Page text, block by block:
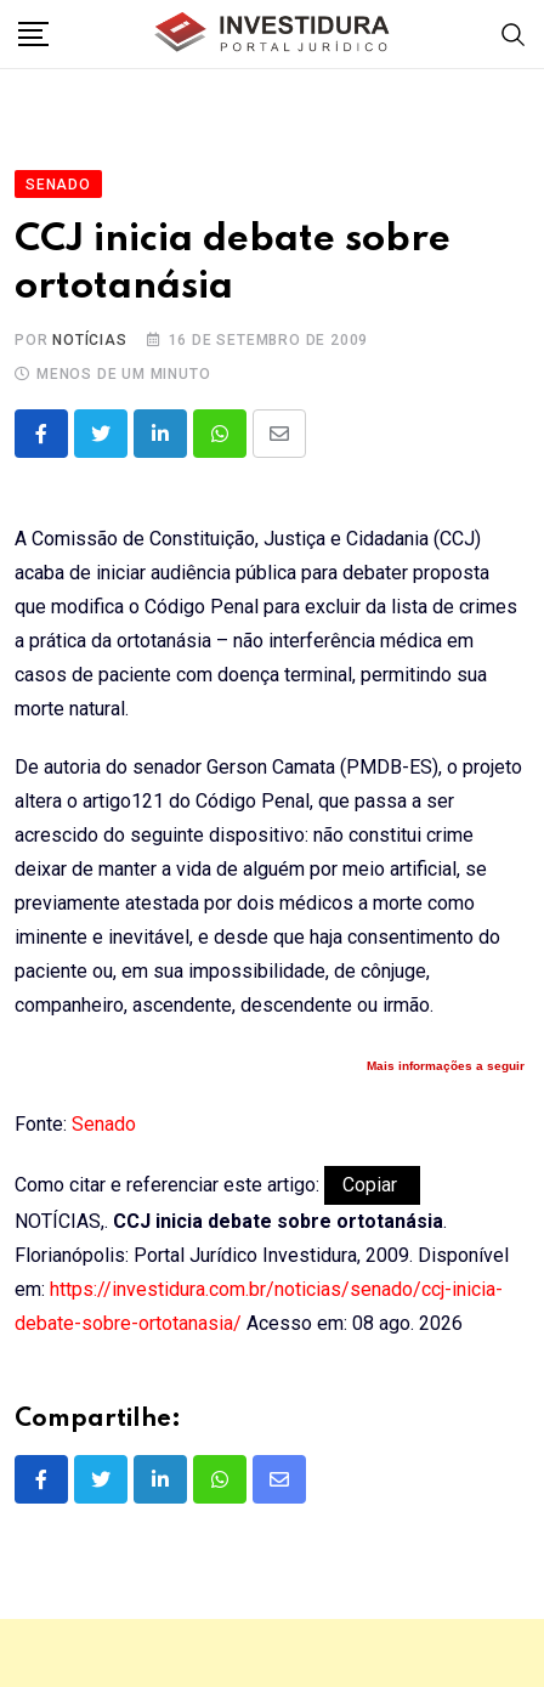
SENADO
CCJ inicia debate sobre
ortotanásia
POR NOTÍCIAS
16 DE SETEMBRO DE 2009
MENOS DE UM MINUTO
LinkedInWhatsappShare
A Comissão de Constituição, Justiça e Cidadania (CCJ)
acaba de iniciar audiência pública para debater proposta
que modifica o Código Penal para excluir da lista de crimes
a prática da ortotanásia – não interferência médica em
casos de paciente com doença terminal, permitindo sua
morte natural.
De autoria do senador Gerson Camata (PMDB-ES), o projeto
altera o artigo121 do Código Penal, que passa a ser
acrescido do seguinte dispositivo: não constitui crime
deixar de manter a vida de alguém por meio artificial, se
previamente atestada por dois médicos a morte como
iminente e inevitável, e desde que haja consentimento do
paciente ou, em sua impossibilidade, de cônjuge,
companheiro, ascendente, descendente ou irmão.
Mais informações a seguir
Fonte: Senado
Como citar e referenciar este artigo:
Copiar
NOTÍCIAS,. CCJ inicia debate sobre ortotanásia.
Florianópolis: Portal Jurídico Investidura, 2009. Disponível
em: https://investidura.com.br/noticias/senado/ccj-inicia-
debate-sobre-ortotanasia/ Acesso em: 08 ago. 2026
Compartilhe:
LinkedInWhatsappShare